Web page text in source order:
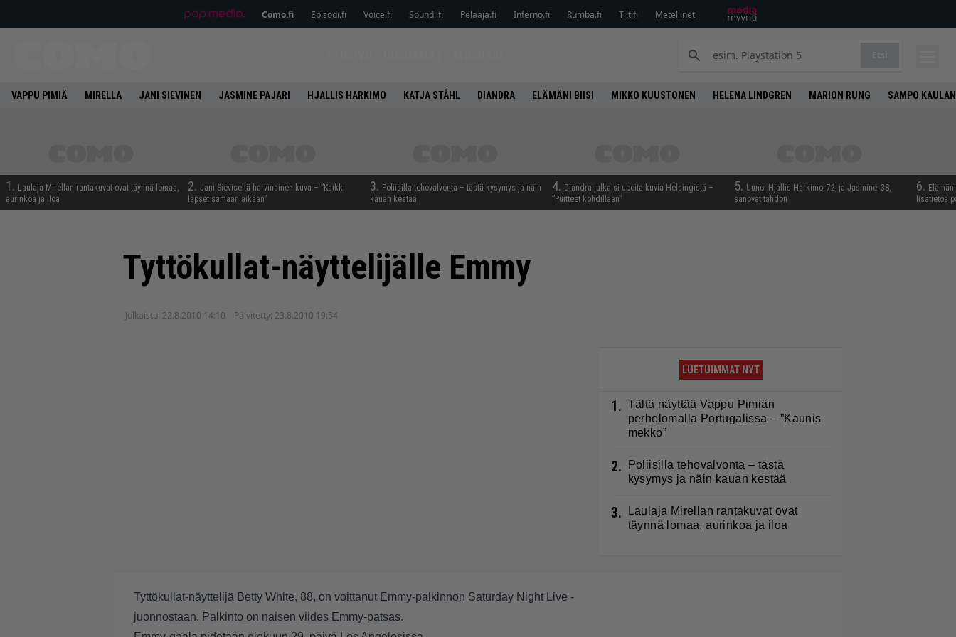
Como.fi Episodi.fi Voice.fi Soundi.fi Pelaaja.fi Inferno.fi Rumba.fi Tilt.fi Meteli.net
VAPPU PIMIÄ MIRELLA JANI SIEVINEN JASMINE PAJARI HJALLIS HARKIMO KATJA STÅHL DIANDRA ELÄMÄNI BIISI MIKKO KUUSTONEN HELENA LINDGREN MARION RUNG SAMPO
1. Laulaja Mirellan rantakuvat ovat täynnä lomaa,
aurinkoa ja iloa
2. Jani Sieviseltä harvinainen kuva – ”Kaikki
lapset samaan aikaan”
3. Poliisilla tehovalvonta – tästä kysymys ja näin
kauan kestää
4. Diandra julkaisi upeita kuvia Helsingistä –
”Puitteet kohdillaan”
5. Uuno: Hjallis Harkimo, 72, ja Jasmine, 38,
sanovat tahdon
6.
lisätietoa
Tyttökullat-näyttelijälle Emmy
Julkaistu: 22.8.2010 14:10 Päivitetty: 23.8.2010 19:54
LUETUIMMAT NYT
1. Tältä näyttää Vappu Pimiän
perhelomalla Portugalissa – ”Kaunis
mekko”
2.
Poliisilla tehovalvonta – tästä
kysymys ja näin kauan kestää
3.
Laulaja Mirellan rantakuvat ovat
täynnä lomaa, aurinkoa ja iloa
Tyttökullat-näyttelijä Betty White, 88, on voittanut Emmy-palkinnon Saturday Night Live -
juonnostaan. Palkinto on naisen viides Emmy-patsas.